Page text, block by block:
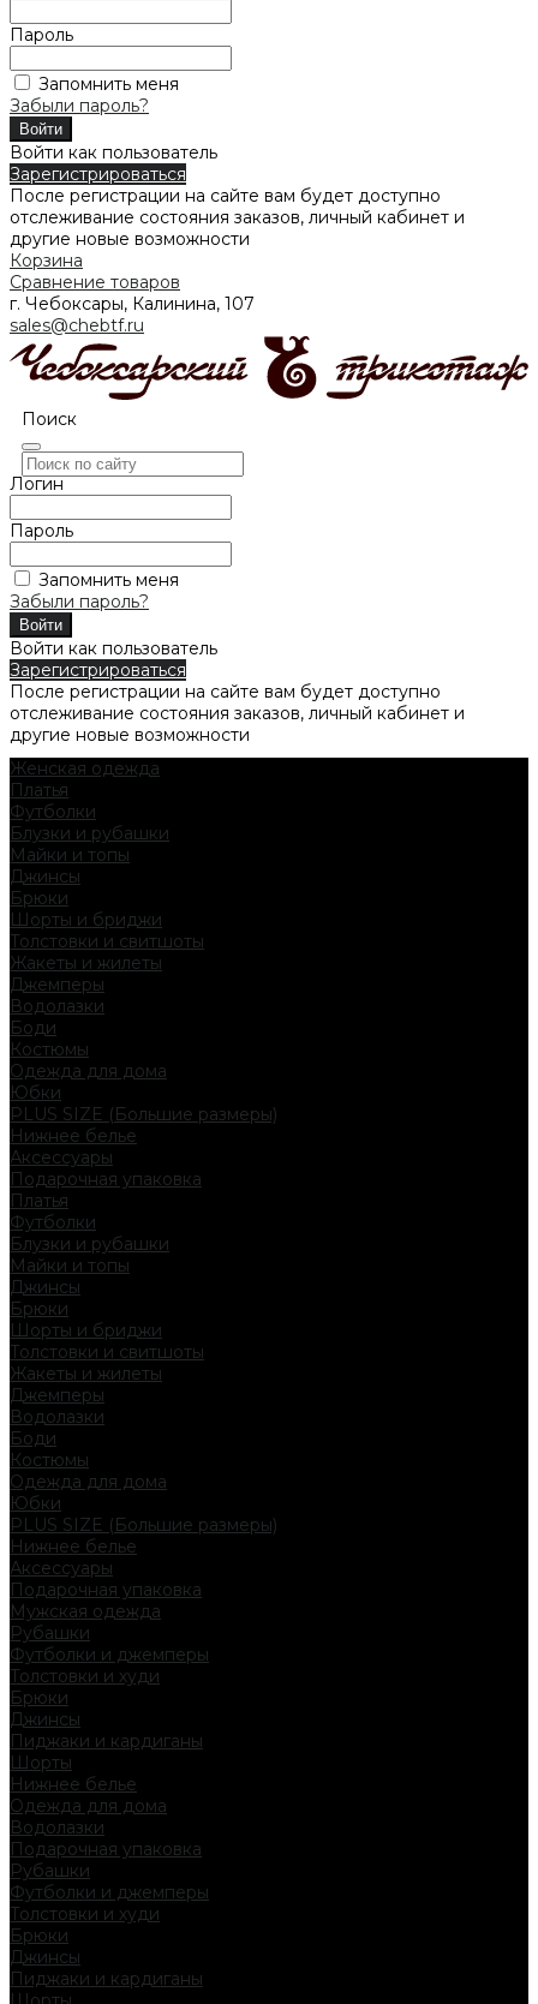
Пароль
Запомнить меня
Забыли пароль?
Войти как пользователь
Зарегистрироваться
После регистрации на сайте вам будет доступно
отслеживание состояния заказов, личный кабинет и
другие новые возможности
Корзина
Сравнение товаров
г. Чебоксары, Калинина, 107
sales@chebtf.ru
Поиск
Логин
Пароль
Запомнить меня
Забыли пароль?
Войти как пользователь
Зарегистрироваться
После регистрации на сайте вам будет доступно
отслеживание состояния заказов, личный кабинет и
другие новые возможности
Женская одежда
Платья
Футболки
Блузки и рубашки
Майки и топы
Джинсы
Брюки
Шорты и бриджи
Толстовки и свитшоты
Жакеты и жилеты
Джемперы
Водолазки
Боди
Костюмы
Одежда для дома
Юбки
PLUS SIZE (Большие размеры)
Нижнее белье
Аксессуары
Подарочная упаковка
Платья
Футболки
Блузки и рубашки
Майки и топы
Джинсы
Брюки
Шорты и бриджи
Толстовки и свитшоты
Жакеты и жилеты
Джемперы
Водолазки
Боди
Костюмы
Одежда для дома
Юбки
PLUS SIZE (Большие размеры)
Нижнее белье
Аксессуары
Подарочная упаковка
Мужская одежда
Рубашки
Футболки и джемперы
Толстовки и худи
Брюки
Джинсы
Пиджаки и кардиганы
Шорты
Нижнее белье
Одежда для дома
Водолазки
Подарочная упаковка
Рубашки
Футболки и джемперы
Толстовки и худи
Брюки
Джинсы
Пиджаки и кардиганы